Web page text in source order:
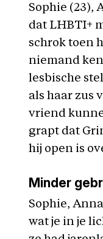
Sophie (23),
dat LHBTI+
schrok toen
niemand
lesbische
als haar zus
vriend
grapt dat
hij open is
Minder
Sophie,
wat je in je